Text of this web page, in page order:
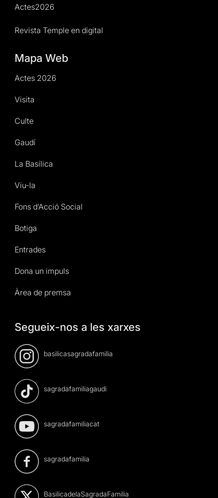
Actes2026
Revista Temple en digital
Mapa Web
Actes 2026
Visita
Culte
Gaudí
La Basílica
Viu-la
Fons d’Acció Social
Botiga
Entrades
Dona un impuls
Àrea de premsa
Segueix-nos a les xarxes
basilicasagradafamilia
sagradafamiliagaudi
sagradafamiliacat
sagradafamilia
BasilicadelaSagradaFamilia